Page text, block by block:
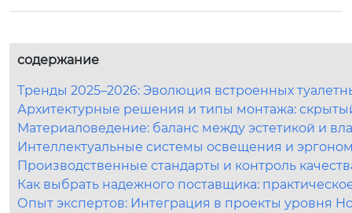
содержание
Тренды 2025–2026: Эволюция встроенных
Архитектурные решения и типы монтажа:
Материаловедение: баланс между эстетикой и
Интеллектуальные системы освещения и
Производственные стандарты и контроль
Как выбрать надежного поставщика:
Опыт экспертов: Интеграция в проекты уровня